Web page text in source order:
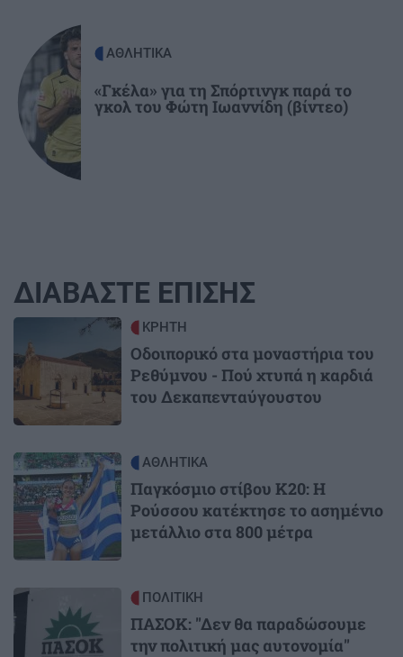
ΑΘΛΗΤΙΚΑ
«Γκέλα» για τη Σπόρτινγκ παρά το
γκολ του Φώτη Ιωαννίδη (βίντεο)
ΔΙΑΒΑΣΤΕ ΕΠΙΣΗΣ
ΚΡΗΤΗ
Οδοιπορικό στα μοναστήρια του
Ρεθύμνου - Πού χτυπά η καρδιά
του Δεκαπενταύγουστου
Image ΑΘΛΗΤΙΚΑ
Παγκόσμιο στίβου Κ20: Η
Ρούσσου κατέκτησε το ασημένιο
μετάλλιο στα 800 μέτρα
Image ΠΟΛΙΤΙΚΗ
ΠΑΣΟΚ: "Δεν θα παραδώσουμε
την πολιτική μας αυτονομία"